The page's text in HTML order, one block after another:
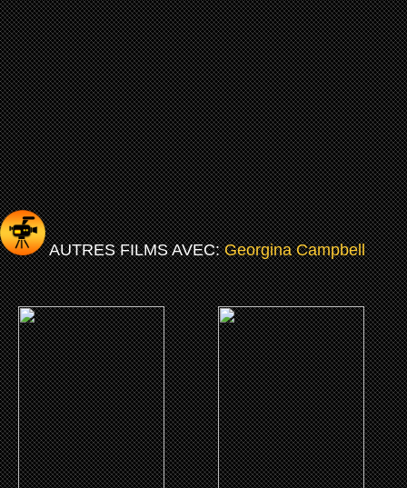
AUTRES FILMS AVEC:Georgina Campbell
(2026)
Cold Storage
CLICK ME
(2024)
Les Guetteurs
CLICK ME